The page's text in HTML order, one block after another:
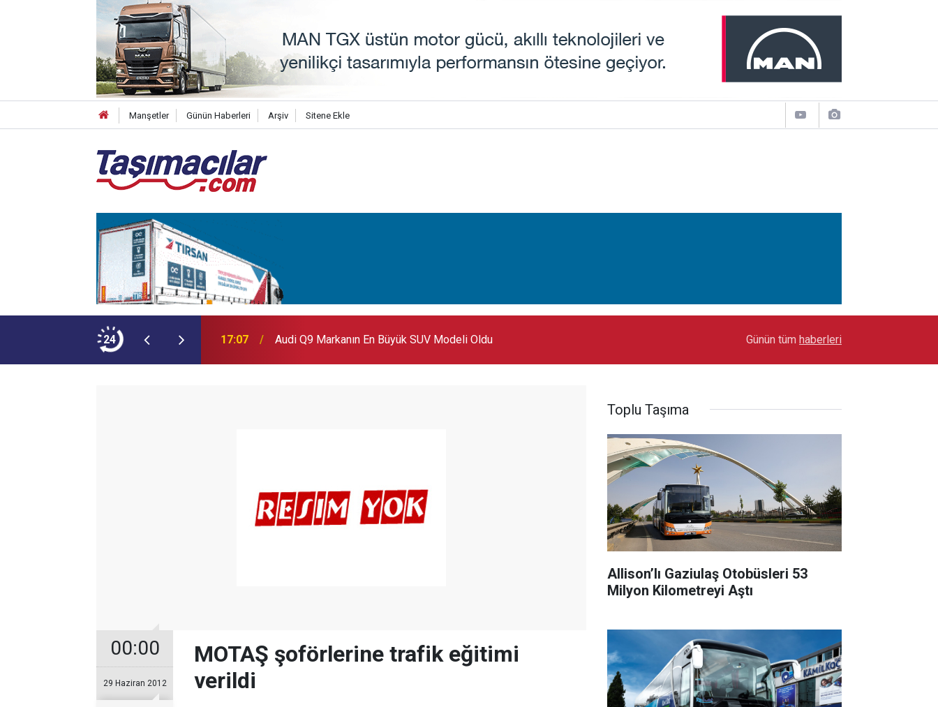
Manşetler Günün Haberleri Arşiv Sitene Ekle
24
NEOPLAN Skyliner Ekledi 17:07 Audi Q9 Markanın En Büyük SUV Modeli Oldu Toyota Otomotiv Sanayi Türkiye Üretime Ara
Günün tüm haberleri
00:00
29 Haziran 2012
MOTAŞ şoförlerine trafik eğitimi
verildi
Toplu Taşıma
Allison’lı Gaziulaş Otobüsleri 53
Milyon Kilometreyi Aştı